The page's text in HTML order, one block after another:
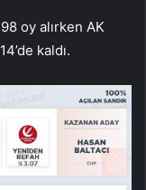
oy alırken AK
kaldı.